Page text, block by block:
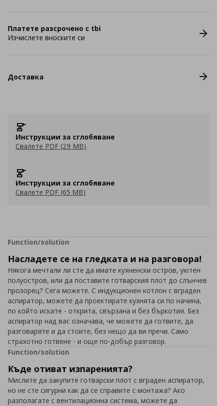
Платете разсрочено с tbi
Изчислете вноските си
Доставка
Инструкции за сглобяване
Свалете PDF (29 MB)
Инструкции за сглобяване
Свалете PDF (65 MB)
Function/solution
Насладете се на гледката и на разговора!
Някога мечтали ли сте да имате кухненски остров, уютен
полуостров, или да поставите готварския плот до слънчев
прозорец? Сега можете. С индукционен котлон с вграден
аспиратор, можете да проектирате кухнята си по начина,
по който искате - открита, свързана и без бъркотия. Без
аспиратор над вас означава, че можете да готвите, да
разговаряте и да стоите, без нещо да ви пречи. Само
страхотно готвене - и още по-добър разговор.
Function/solution
Къде отиват изпаренията?
Мислите да закупите готварски плот с вграден аспиратор,
но не сте сигурни как да се справите с монтажа? Ако
разполагате с вентилационна система, можете да